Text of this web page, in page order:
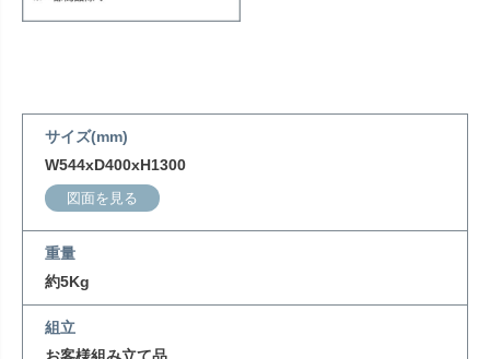
サイズ(mm)
W544xD400xH1300
図面を見る
重量
約5Kg
組立